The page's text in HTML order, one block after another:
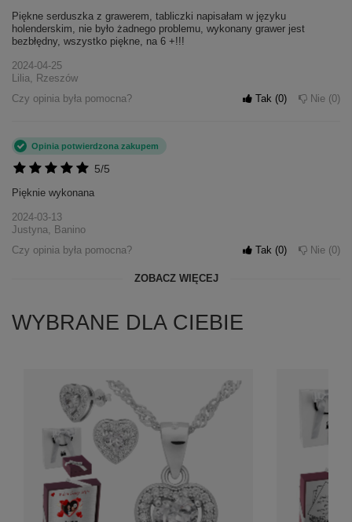
Zobacz więcej
Piękne serduszka z grawerem, tabliczki napisałam w języku
holenderskim, nie było żadnego problemu, wykonany grawer jest
bezbłędny, wszystko piękne, na 6 +!!!
2024-04-25
Lilia, Rzeszów
Czy opinia była pomocna?
Tak 0 Nie 0
5/5
Opinia potwierdzona zakupem
Pięknie wykonana
2024-03-13
Justyna, Banino
Czy opinia była pomocna?
Tak 0 Nie 0
ZOBACZ WIĘCEJ
WYBRANE DLA CIEBIE